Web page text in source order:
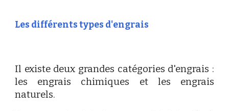
Les différents types d'engrais
Il existe deux grandes catégories d'engrais :
les engrais chimiques et les engrais
naturels.